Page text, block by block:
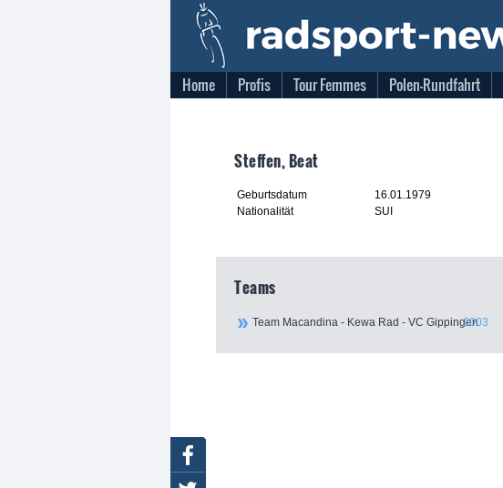
Home Profis Tour Femmes Polen-Rundfahrt
Steffen, Beat
Geburtsdatum
16.01.1979
Nationalität
SUI
Teams
Team Macandina - Kewa Rad - VC Gippingen
2003